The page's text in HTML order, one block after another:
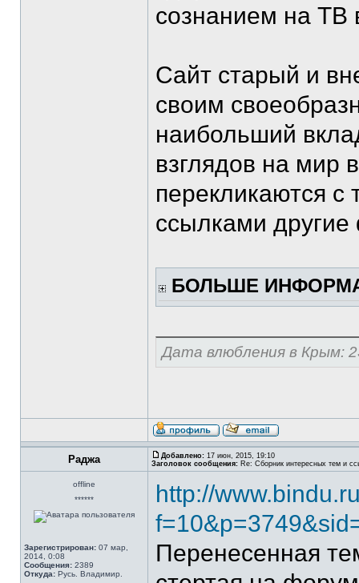
сознанием на
Сайт старый и
своим
наибольший
взглядов на мир
перекликаются с
ссылками
БОЛЬШЕ
Дата влюбления в Крым:
Раджа Добавлено: 17 июн, 2015, 19:10
Заголовок сообщения: Re: Сборник интересных тем и
offline
******
Зарегистрирован: 07 мар,
2014, 0:08
Сообщения: 2389
Откуда: Русь. Владимир.
http://
Перенесенная